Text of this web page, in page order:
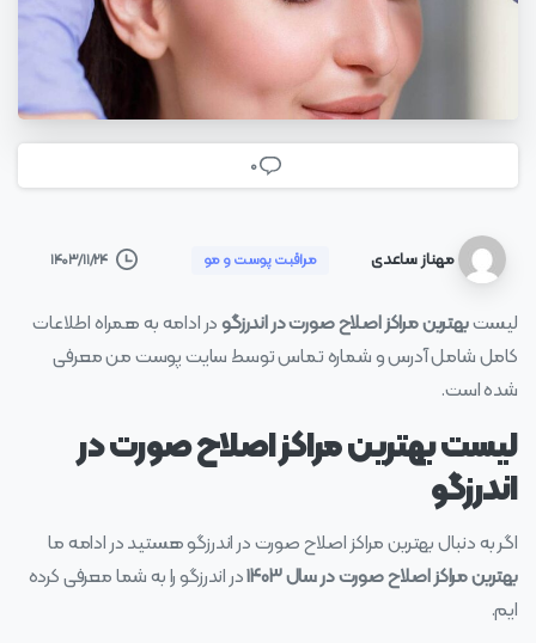
0
مهناز ساعدی مراقبت پوست و مو ۱۴۰۳/۱۱/۲۴
لیستبهترین مراکز اصلاح صورت در اندرزگودر ادامه به همراه اطلاعات
کامل شامل آدرس و شماره تماس توسط سایت پوست من معرفی
شده است.
لیست بهترین مراکز اصلاح صورت در
اندرزگو
اگر به دنبال بهترین مراکز اصلاح صورت در اندرزگو هستید در ادامه ما
بهترین مراکز اصلاح صورت در سال ۱۴۰۳
در اندرزگو را به شما معرفی کرده
ایم.